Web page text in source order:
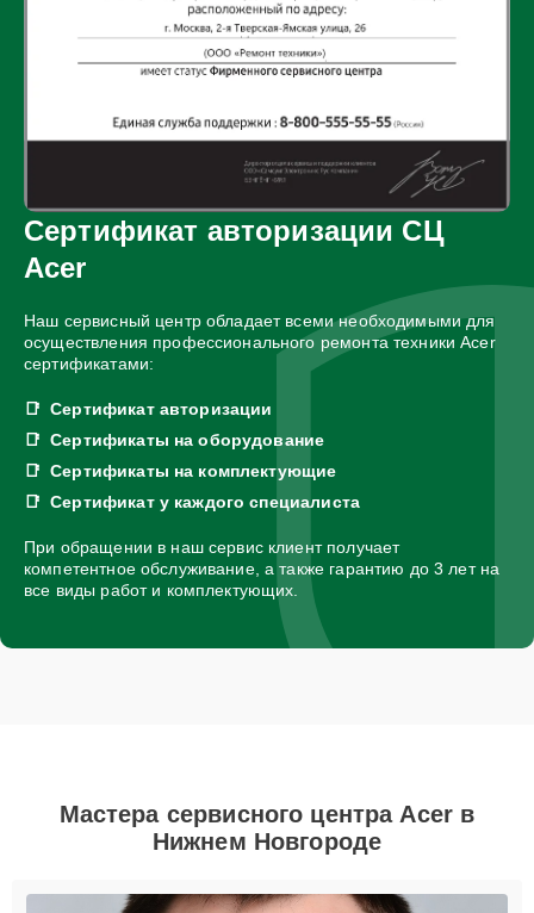
Сертификат авторизации СЦ
Acer
Наш сервисный центр обладает всеми необходимыми для
осуществления профессионального ремонта техники Acer
сертификатами:
Сертификат авторизации
Сертификаты на оборудование
Сертификаты на комплектующие
Сертификат у каждого специалиста
При обращении в наш сервис клиент получает
компетентное обслуживание, а также гарантию до 3 лет на
все виды работ и комплектующих.
Мастера сервисного центра Acer в
Нижнем Новгороде